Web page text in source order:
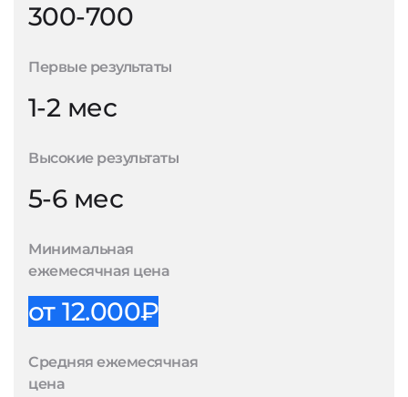
300-700
Первые результаты
1-2 мес
Высокие результаты
5-6 мес
Минимальная
ежемесячная цена
от 12.000₽
Средняя ежемесячная
цена